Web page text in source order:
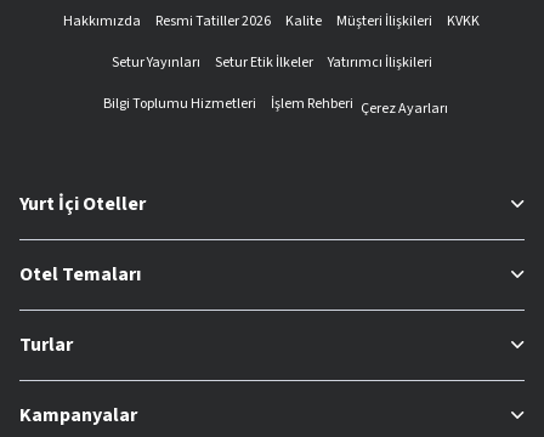
Hakkımızda Resmi Tatiller 2026 Kalite Müşteri İlişkileri
KVKK
Setur Yayınları
Setur Etik İlkeler
Yatırımcı İlişkileri
Bilgi Toplumu Hizmetleri
İşlem Rehberi Çerez Ayarları
Yurt İçi Oteller
Otel Temaları
Turlar
Kampanyalar